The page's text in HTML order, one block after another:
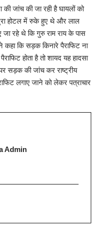
जांच की जा रही है घायलों को
होटल में रुके हुए थे और लाल
रहे थे कि गुरु राम राय के पास
कहा कि सड़क किनारे पैराफिट ना
होता है तो शायद यह हादसा
पर सड़क की जांच कर राष्ट्रीय
लगाए जाने को लेकर पत्राचार
Admin